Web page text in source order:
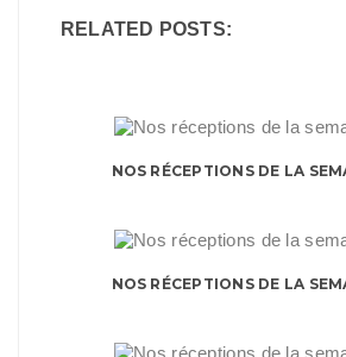
RELATED POSTS:
NOS RÉCEPTIONS DE LA
NOS RÉCEPTIONS DE LA